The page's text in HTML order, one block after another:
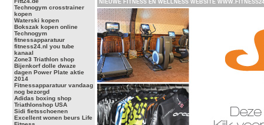
Technogym crosstrainer
kopen
Waterski kopen
Bokszak kopen online
Technogym
fitnessapparatuur
fitness24.nl you tube
kanaal
Zone3 Triathlon shop
Bijenkorf dolle dwaze
dagen Power Plate aktie
2014
Fitnessapparatuur vandaag
nog bezorgd
Adidas boxing shop
Triathlonshop USA
Sidi fietsschoenen
Excellent wonen beurs Life
NIEUWE FITNESS EN WELLNESS WEBSITE